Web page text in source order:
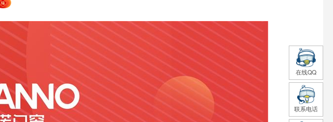
在线QQ
联系电话